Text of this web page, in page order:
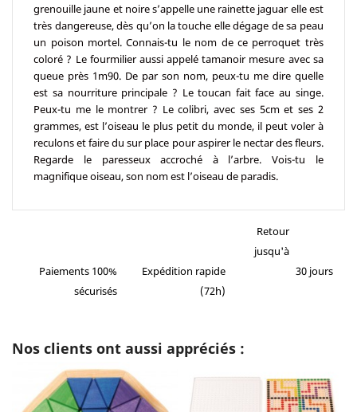
grenouille jaune et noire s’appelle une rainette jaguar elle est
très dangereuse, dès qu’on la touche elle dégage de sa peau
un poison mortel. Connais-tu le nom de ce perroquet très
coloré ? Le fourmilier aussi appelé tamanoir mesure avec sa
queue près 1m90. De par son nom, peux-tu me dire quelle
est sa nourriture principale ? Le toucan fait face au singe.
Peux-tu me le montrer ? Le colibri, avec ses 5cm et ses 2
grammes, est l’oiseau le plus petit du monde, il peut voler à
reculons et faire du sur place pour aspirer le nectar des fleurs.
Regarde le paresseux accroché à l’arbre. Vois-tu le
magnifique oiseau, son nom est l’oiseau de paradis.
Paiements 100%
sécurisés
Expédition rapide
(72h)
Retour
jusqu'à
30 jours
Nos clients ont aussi appréciés :